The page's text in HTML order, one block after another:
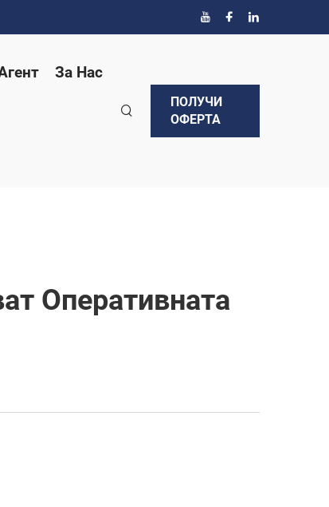
За Нас
ПОЛУЧИ
ОФЕРТА
Оперативната